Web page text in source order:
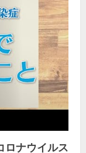
ロナウイルス